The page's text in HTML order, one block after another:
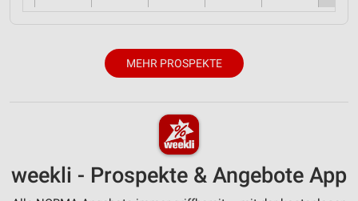
MEHR PROSPEKTE
weekli - Prospekte & Angebote App